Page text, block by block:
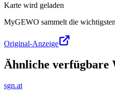
Karte wird geladen
MyGEWO sammelt die
Original-Anzeige
Ähnliche verfügbare
sgn.at